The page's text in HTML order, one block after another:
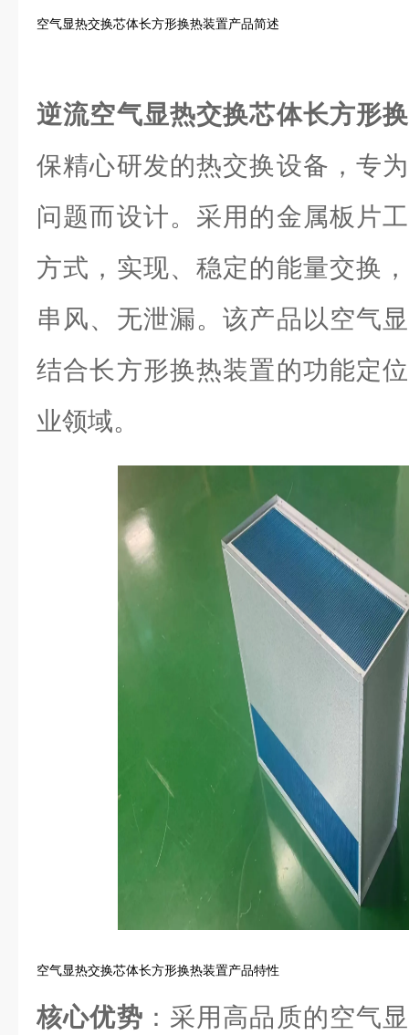
空气显热交换芯体长方形换热装置产品简述
逆流空气显热交换芯体长方形
保精心研发的热交换设备，专
问题而设计。采用的金属板片
方式，实现、稳定的能量交换
串风、无泄漏。该产品以空气
结合长方形换热装置的功能定
业领域。
空气显热交换芯体长方形换热装置产品特性
核心优势 ：采用高品质的空气